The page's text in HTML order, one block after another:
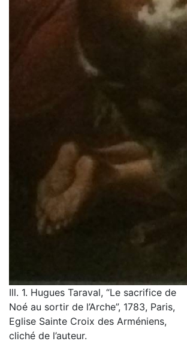
Ill. 1. Hugues Taraval, “Le sacrifice de
Noé au sortir de l’Arche”, 1783, Paris,
Eglise Sainte Croix des Arméniens,
cliché de l’auteur.